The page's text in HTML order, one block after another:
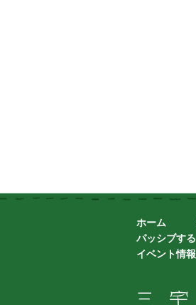
ホーム
パッシブする
イベント情報